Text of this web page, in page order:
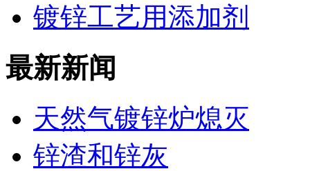
镀锌工艺用添加剂
最新新闻
天然气镀锌炉熄灭
锌渣和锌灰